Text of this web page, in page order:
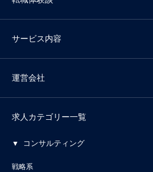
サービス内容
運営会社
求人カテゴリー一覧
コンサルティング
戦略系